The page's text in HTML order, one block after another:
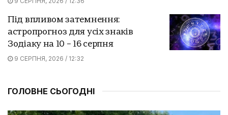
Під впливом затемнення:
астропрогноз для усіх знаків
Зодіаку на 10 – 16 серпня
9 СЕРПНЯ, 2026 / 12:32
ГОЛОВНЕ СЬОГОДНІ